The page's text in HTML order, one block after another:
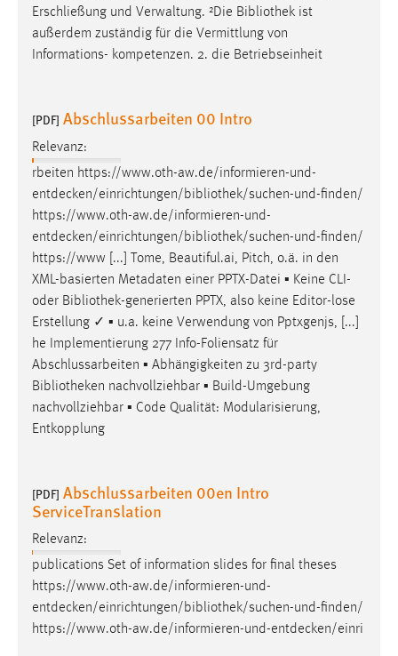
Erschließung und Verwaltung. ²Die Bibliothek ist
außerdem zuständig für die Vermittlung von
Informations- kompetenzen. 2. die Betriebseinheit
[PDF] Abschlussarbeiten 00 Intro
Relevanz:
rbeiten https://www.oth-aw.de/informieren-und-
entdecken/einrichtungen/bibliothek/suchen-und-finden/
https://www.oth-aw.de/informieren-und-
entdecken/einrichtungen/bibliothek/suchen-und-finden/
https://www [...] Tome, Beautiful.ai, Pitch, o.ä. in den
XML-basierten Metadaten einer PPTX-Datei ▪ Keine CLI-
oder Bibliothek-generierten PPTX, also keine Editor-lose
Erstellung ✓ ▪ u.a. keine Verwendung von Pptxgenjs, [...]
he Implementierung 277 Info-Foliensatz für
Abschlussarbeiten ▪ Abhängigkeiten zu 3rd-party
Bibliotheken nachvollziehbar ▪ Build-Umgebung
nachvollziehbar ▪ Code Qualität: Modularisierung,
Entkopplung
[PDF] Abschlussarbeiten 00en Intro
ServiceTranslation
Relevanz:
publications Set of information slides for final theses
https://www.oth-aw.de/informieren-und-
entdecken/einrichtungen/bibliothek/suchen-und-finden/
https://www.oth-aw.de/informieren-und-entdecken/einri